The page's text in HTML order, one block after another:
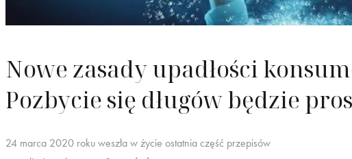
Nowe zasady upadłości
Pozbycie się długów będzie
24 marca 2020 roku weszła w życie ostatnia część przepisów